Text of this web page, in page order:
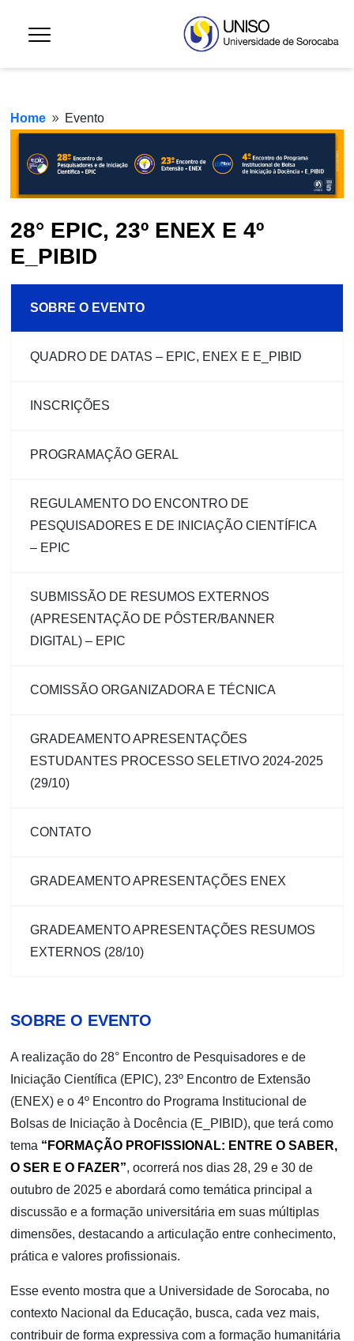
Home 9 Evento
28° EPIC, 23º ENEX E 4º
E_PIBID
SOBRE O EVENTO
QUADRO DE DATAS – EPIC, ENEX E E_PIBID
INSCRIÇÕES
PROGRAMAÇÃO GERAL
REGULAMENTO DO ENCONTRO DE
PESQUISADORES E DE INICIAÇÃO CIENTÍFICA
– EPIC
SUBMISSÃO DE RESUMOS EXTERNOS
(APRESENTAÇÃO DE PÔSTER/BANNER
DIGITAL) – EPIC
COMISSÃO ORGANIZADORA E TÉCNICA
GRADEAMENTO APRESENTAÇÕES
ESTUDANTES PROCESSO SELETIVO 2024-2025
(29/10)
CONTATO
GRADEAMENTO APRESENTAÇÕES ENEX
GRADEAMENTO APRESENTAÇÕES RESUMOS
EXTERNOS (28/10)
SOBRE O EVENTO
A realização do 28° Encontro de Pesquisadores e de
Iniciação Científica (EPIC), 23º Encontro de Extensão
(ENEX) e o 4º Encontro do Programa Institucional de
Bolsas de Iniciação à Docência (E_PIBID), que terá como
tema “FORMAÇÃO PROFISSIONAL: ENTRE O SABER,
O SER E O FAZER”, ocorrerá nos dias 28, 29 e 30 de
outubro de 2025 e abordará como temática principal a
discussão e a formação universitária em suas múltiplas
dimensões, destacando a articulação entre conhecimento,
prática e valores profissionais.
Esse evento mostra que a Universidade de Sorocaba, no
contexto Nacional da Educação, busca, cada vez mais,
contribuir de forma expressiva com a formação humanitária